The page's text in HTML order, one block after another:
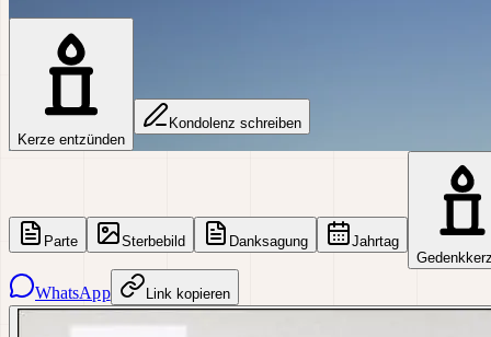
Kerze entzünden
Kondolenz schreiben
Parte Sterbebild Danksagung
Jahrtag
WhatsApp Link kopieren